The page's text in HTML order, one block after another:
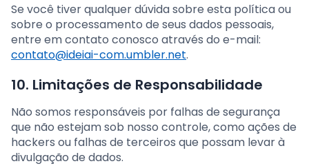
Se você tiver qualquer dúvida sobre esta política ou
sobre o processamento de seus dados pessoais,
entre em contato conosco através do e-mail:
contato@ideiai-com.umbler.net.
10. Limitações de Responsabilidade
Não somos responsáveis por falhas de segurança
que não estejam sob nosso controle, como ações de
hackers ou falhas de terceiros que possam levar à
divulgação de dados.